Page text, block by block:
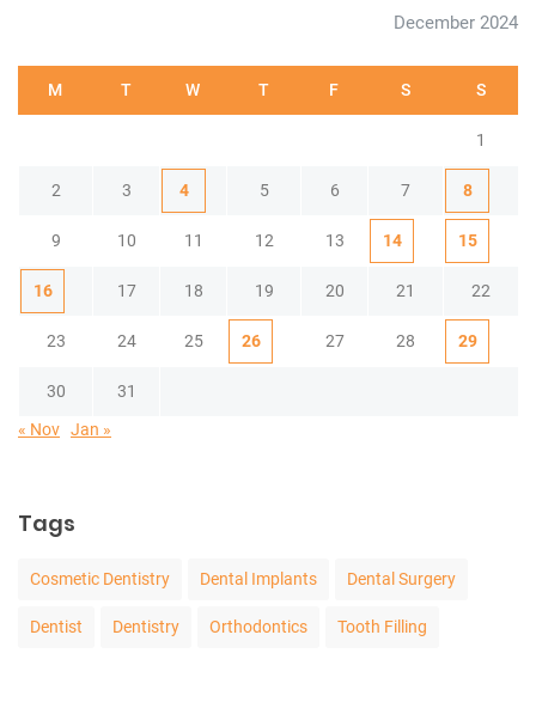
December 2024
M T W T F S S
1
2 3 4 5 6 7 8
9 10 11 12 13 14 15
16 17 18 19 20 21 22
23 24 25 26 27 28 29
30
31
« Nov Jan »
Tags
Cosmetic Dentistry Dental Implants Dental Surgery
Dentist Dentistry Orthodontics Tooth Filling